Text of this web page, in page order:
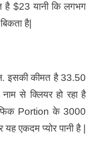
है $23 यानी कि लगभग
है|
इसकी कीमत है 33.50
से क्लियर हो रहा है
Portion के 3000
एकदम प्योर पानी है |